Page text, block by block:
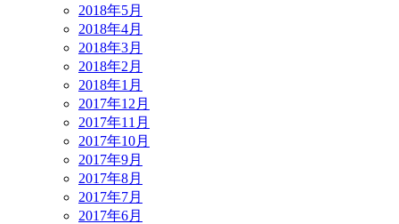
2018年5月
2018年4月
2018年3月
2018年2月
2018年1月
2017年12月
2017年11月
2017年10月
2017年9月
2017年8月
2017年7月
2017年6月